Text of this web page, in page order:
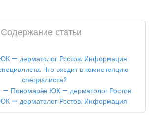
Содержание статьи
— дерматолог Ростов. Информация
Что входит в компетенцию
специалиста?
— Пономарёв ЮК — дерматолог Ростов
— дерматолог Ростов. Информация